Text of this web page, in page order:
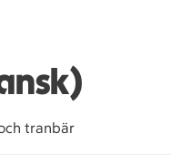
tranbär